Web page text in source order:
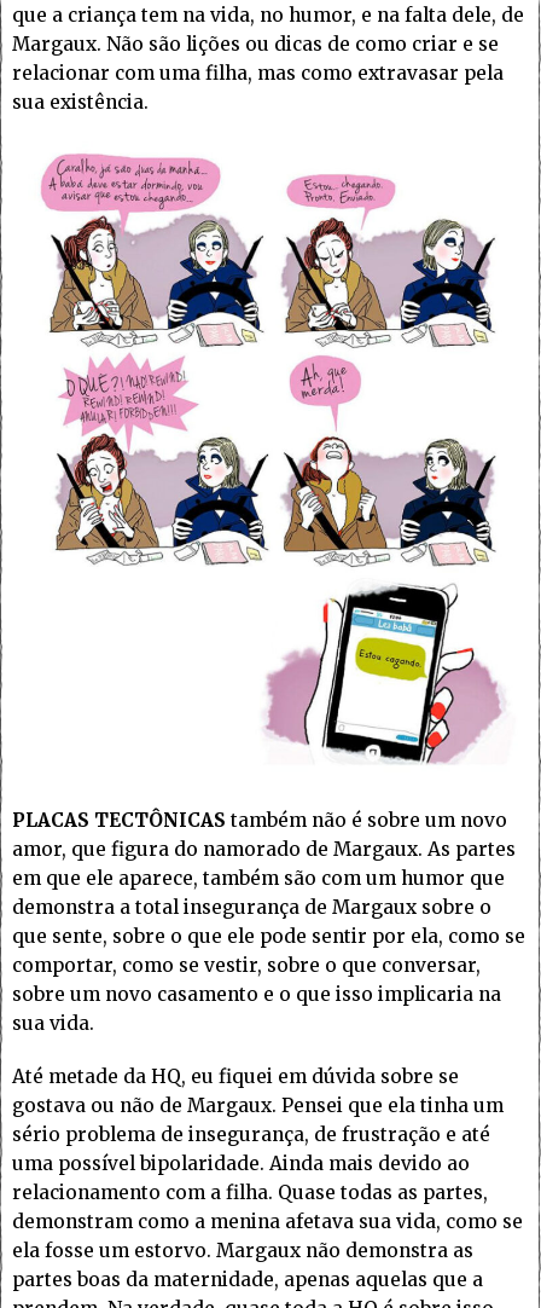
que a criança tem na vida, no humor, e na falta dele, de
Margaux. Não são lições ou dicas de como criar e se
relacionar com uma filha, mas como extravasar pela
sua existência.
PLACAS TECTÔNICAS também não é sobre um novo
amor, que figura do namorado de Margaux. As partes
em que ele aparece, também são com um humor que
demonstra a total insegurança de Margaux sobre o
que sente, sobre o que ele pode sentir por ela, como se
comportar, como se vestir, sobre o que conversar,
sobre um novo casamento e o que isso implicaria na
sua vida.
Até metade da HQ, eu fiquei em dúvida sobre se
gostava ou não de Margaux. Pensei que ela tinha um
sério problema de insegurança, de frustração e até
uma possível bipolaridade. Ainda mais devido ao
relacionamento com a filha. Quase todas as partes,
demonstram como a menina afetava sua vida, como se
ela fosse um estorvo. Margaux não demonstra as
partes boas da maternidade, apenas aquelas que a